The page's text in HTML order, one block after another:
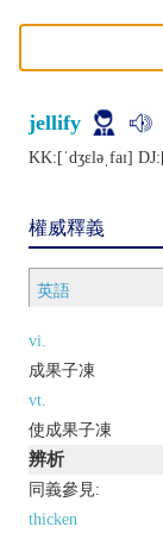
jellify
KK:[ˈdʒɛlǝˌfaɪ]
權威釋義
英語
vi.
成果子凍
vt.
使成果子凍
辨析
同義參見:
thicken